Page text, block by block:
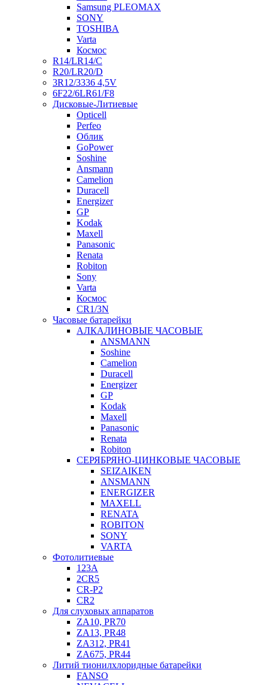
Samsung PLEOMAX
SONY
TOSHIBA
Varta
Космос
R14/LR14/C
R20/LR20/D
3R12/3336 4,5V
6F22/6LR61/F8
Дисковые-Литиевые
Opticell
Perfeo
Облик
GoPower
Soshine
Ansmann
Camelion
Duracell
Energizer
GP
Kodak
Maxell
Panasonic
Renata
Robiton
Sony
Varta
Космос
CR1/3N
Часовые батарейки
АЛКАЛИНОВЫЕ ЧАСОВЫЕ
ANSMANN
Soshine
Camelion
Duracell
Energizer
GP
Kodak
Maxell
Panasonic
Renata
Robiton
СЕРЯБРЯНО-ЦИНКОВЫЕ ЧАСОВЫЕ
SEIZAIKEN
ANSMANN
ENERGIZER
MAXELL
RENATA
ROBITON
SONY
VARTA
Фотолитиевые
123A
2CR5
CR-P2
CR2
Для слуховых аппаратов
ZA10, PR70
ZA13, PR48
ZA312, PR41
ZA675, PR44
Литий тионилхлоридные батарейки
FANSO